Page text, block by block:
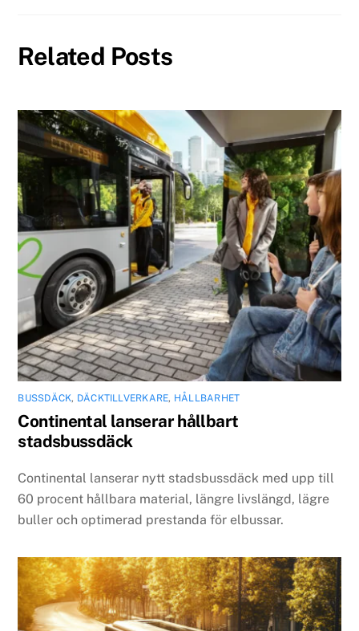
Related Posts
BUSSDÄCK, DÄCKTILLVERKARE, HÅLLBARHET
Continental lanserar hållbart
stadsbussdäck
Continental lanserar nytt stadsbussdäck med upp till
60 procent hållbara material, längre livslängd, lägre
buller och optimerad prestanda för elbussar.